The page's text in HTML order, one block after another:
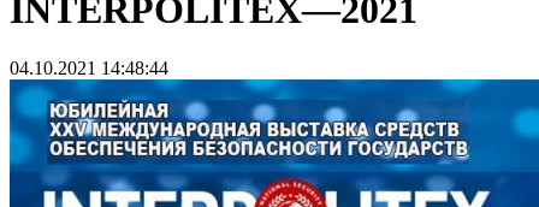
INTERPOLITEX—2021
04.10.2021 14:48:44